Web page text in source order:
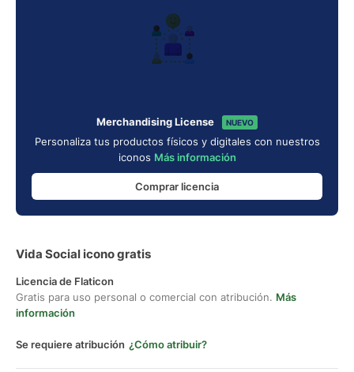
Merchandising License NUEVO
Personaliza tus productos físicos y digitales con nuestros
iconos Más información
Comprar licencia
Vida Social icono gratis
Licencia de Flaticon
Gratis para uso personal o comercial con atribución. Más
información
Se requiere atribución ¿Cómo atribuir?